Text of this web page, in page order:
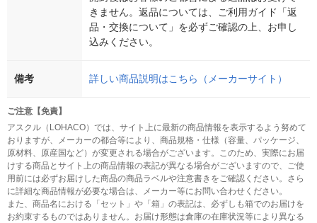
きません。返品については、ご利用ガイド「返
品・交換について」を必ずご確認の上、お申し
込みください。
備考 詳しい商品説明はこちら（メーカーサイト）
ご注意【免責】
アスクル（LOHACO）では、サイト上に最新の商品情報を表示するよう努めて
おりますが、メーカーの都合等により、商品規格・仕様（容量、パッケージ、
原材料、原産国など）が変更される場合がございます。このため、実際にお届
けする商品とサイト上の商品情報の表記が異なる場合がございますので、ご使
用前には必ずお届けした商品の商品ラベルや注意書きをご確認ください。さら
に詳細な商品情報が必要な場合は、メーカー等にお問い合わせください。
また、商品名における「セット」や「箱」の表記は、必ずしも箱でのお届けを
お約束するものではありません。お届け形態は倉庫の在庫状況等により異なる